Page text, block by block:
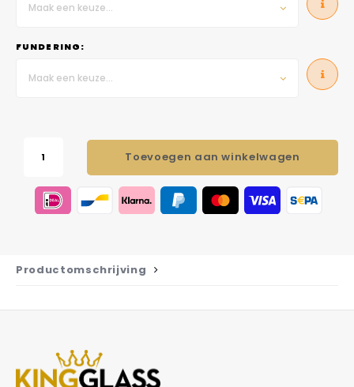
Maak een keuze...
FUNDERING:
Maak een keuze...
Toevoegen aan winkelwagen
Productomschrijving